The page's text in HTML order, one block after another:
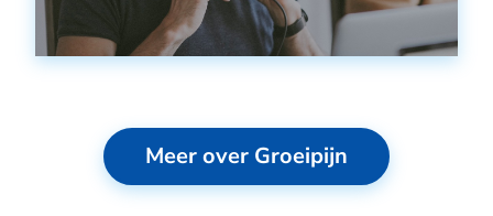
Meer over Groeipijn